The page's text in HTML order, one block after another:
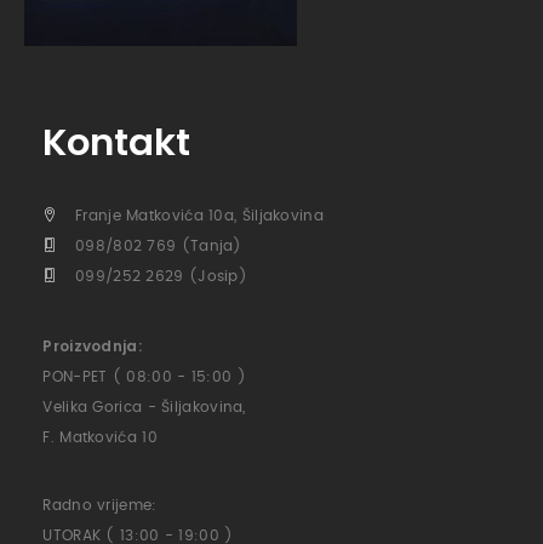
Kontakt
Franje Matkovića 10a, Šiljakovina
098/802 769 (Tanja)
099/252 2629 (Josip)
Proizvodnja:
PON-PET ( 08:00 - 15:00 )
Velika Gorica - Šiljakovina,
F. Matkovića 10
Radno vrijeme:
UTORAK ( 13:00 - 19:00 )